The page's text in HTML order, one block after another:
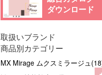
ダウンロード
取扱いブランド
商品別カテゴリー
MX Mirage ムクスミラージュ